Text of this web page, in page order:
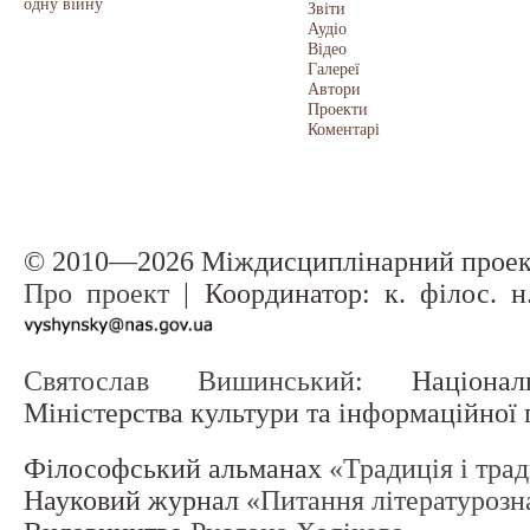
одну війну
Звіти
Аудіо
Відео
Галереї
Автори
Проекти
Коментарі
© 2010—2026 Міждисциплінарний
Про проект| Координатор: к. філос.
Святослав Вишинський:
Міністерства культури та
Філософський альманах «Традиція і
Науковий журнал «Питання